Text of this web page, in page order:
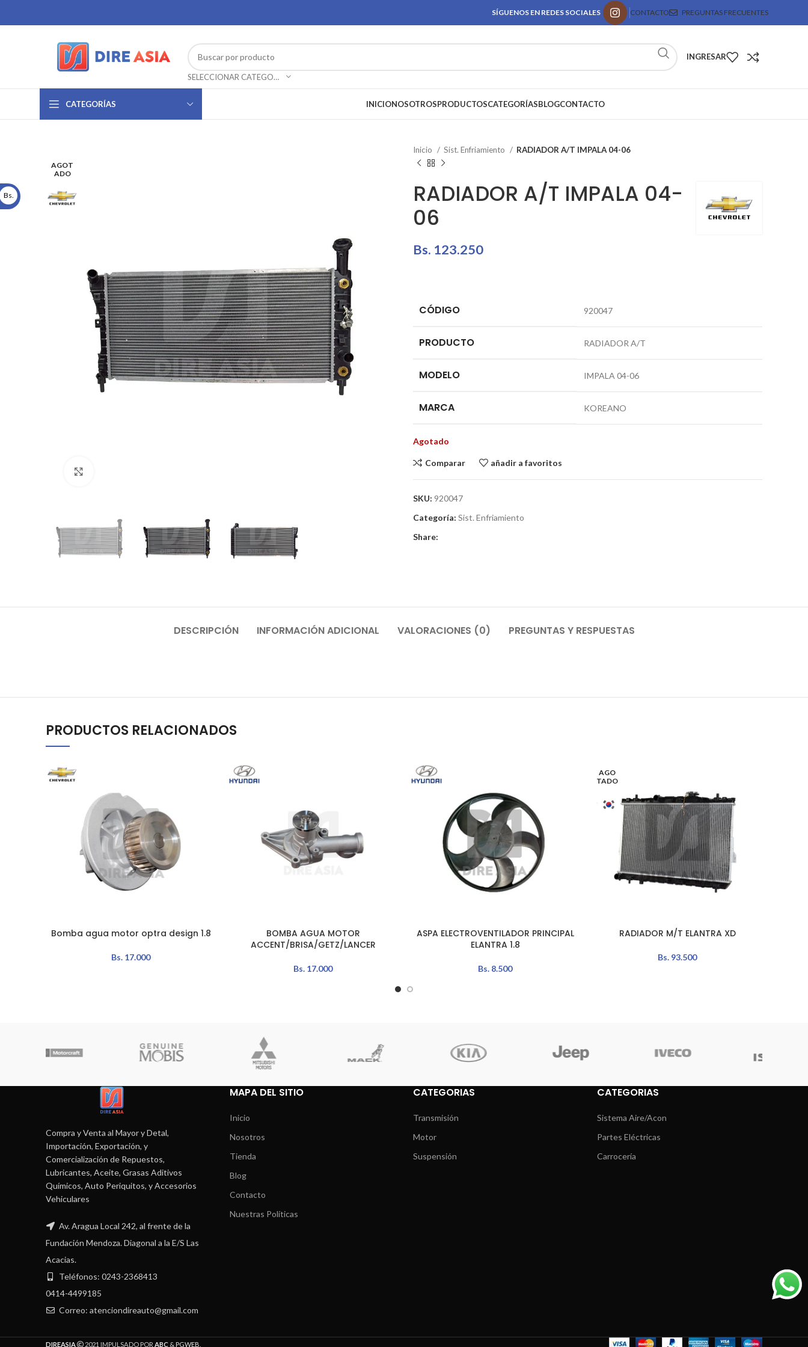
SÍGUENOS EN REDES SOCIALES CONTACTO PREGUNTAS FRECUENTES
SELECCIONAR CATEGORÍA
INGRESAR
CATEGORÍAS INICIONOSOTROSPRODUCTOSCATEGORÍASBLOGCONTACTO
AGOT
ADO
Inicio Sist. Enfriamiento RADIADOR A/T IMPALA 04-06
RADIADOR A/T IMPALA 04-
06
Bs. 123.250
CÓDIGO 920047
PRODUCTO RADIADOR A/T
MODELO IMPALA 04-06
MARCA KOREANO
Agotado
Comparar añadir a favoritos
SKU: 920047
Categoría: Sist. Enfriamiento
Share:
DESCRIPCIÓN INFORMACIÓN ADICIONAL VALORACIONES (0) PREGUNTAS Y RESPUESTAS
PRODUCTOS RELACIONADOS
AÑADIR AL CARRITO
Bomba agua motor optra design 1.8
Bs. 17.000
AÑADIR AL CARRITO
BOMBA AGUA MOTOR
ACCENT/BRISA/GETZ/LANCER
Bs. 17.000
AÑADIR AL CARRITO
ASPA ELECTROVENTILADOR PRINCIPAL
ELANTRA 1.8
Bs. 8.500
AGO
TADO
LEER MÁSRADIADOR M/T ELANTRA XD
Bs. 93.500
Compra y Venta al Mayor y Detal,
Importación, Exportación, y
Comercialización de Repuestos,
Lubricantes, Aceite, Grasas Aditivos
Químicos, Auto Periquitos, y Accesorios
Vehiculares
Av. Aragua Local 242, al frente de la
Fundación Mendoza. Diagonal a la E/S Las
Acacias.
Teléfonos: 0243-2368413
0414-4499185
Correo: atenciondireauto@gmail.com
MAPA DEL SITIO
Inicio
Nosotros
Tienda
Blog
Contacto
Nuestras Políticas
CATEGORIAS
Transmisión
Motor
Suspensión
CATEGORIAS
Sistema Aire/Acon
Partes Eléctricas
Carrocería
DIREASIA 2021 IMPULSADO POR ABC &PGWEB
Bs.